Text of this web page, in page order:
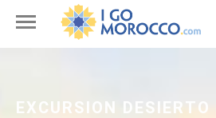
EXCURSION